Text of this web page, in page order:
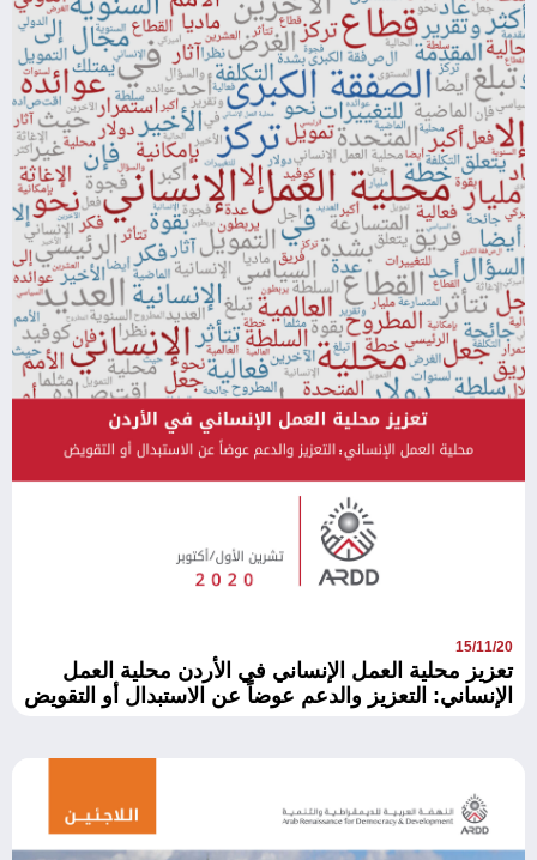
15/11/20
تعزيز محلية العمل الإنساني في الأردن محلية العمل
الإنساني: التعزيز والدعم عوضاً عن الاستبدال أو التقويض